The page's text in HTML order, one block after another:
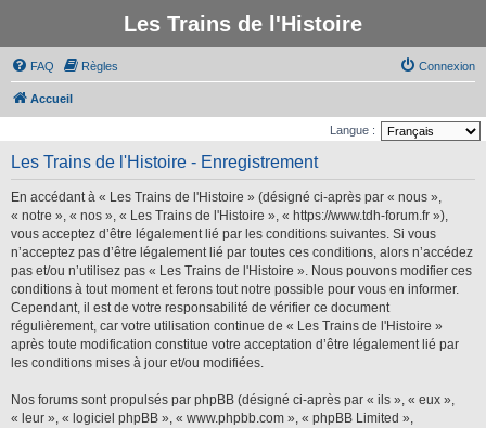
Les Trains de l'Histoire
FAQ Règles Connexion
Accueil
Langue :
Les Trains de l'Histoire - Enregistrement
En accédant à « Les Trains de l'Histoire » (désigné ci-après par « nous »,
« notre », « nos », « Les Trains de l'Histoire », « https://www.tdh-forum.fr »),
vous acceptez d’être légalement lié par les conditions suivantes. Si vous
n’acceptez pas d’être légalement lié par toutes ces conditions, alors n’accédez
pas et/ou n’utilisez pas « Les Trains de l'Histoire ». Nous pouvons modifier ces
conditions à tout moment et ferons tout notre possible pour vous en informer.
Cependant, il est de votre responsabilité de vérifier ce document
régulièrement, car votre utilisation continue de « Les Trains de l'Histoire »
après toute modification constitue votre acceptation d’être légalement lié par
les conditions mises à jour et/ou modifiées.
Nos forums sont propulsés par phpBB (désigné ci-après par « ils », « eux »,
« leur », « logiciel phpBB », « www.phpbb.com », « phpBB Limited »,